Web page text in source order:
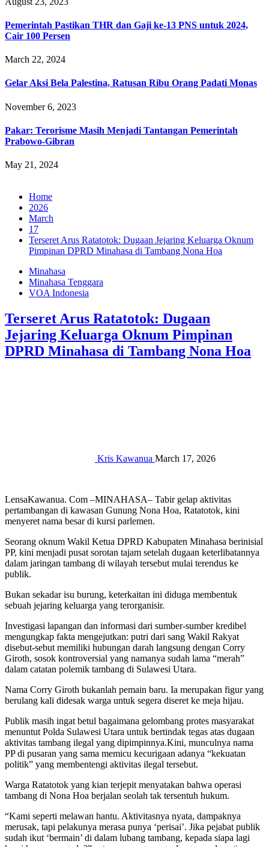
Pemerintah Pastikan THR dan Gaji ke-13 PNS untuk 2024,
Cair 100 Persen
March 22, 2024
Gelar Aksi Bela Palestina, Ratusan Ribu Orang Padati Monas
November 6, 2023
Pakar: Terorisme Masih Menjadi Tantangan Pemerintah
Prabowo-Gibran
May 21, 2024
Home
2026
March
17
Terseret Arus Ratatotok: Dugaan Jejaring Keluarga Oknum
Pimpinan DPRD Minahasa di Tambang Nona Hoa
Minahasa
Minahasa Tenggara
VOA Indonesia
Terseret Arus Ratatotok: Dugaan
Jejaring Keluarga Oknum Pimpinan
DPRD Minahasa di Tambang Nona Hoa
Kris Kawanua March 17, 2026
LensaKawanua. Com –MINAHASA– Tabir gelap aktivitas
pertambangan di kawasan Gunung Nona Hoa, Ratatotok, kini
menyeret nama besar di kursi parlemen. ‎‎
Seorang oknum Wakil Ketua DPRD Kabupaten Minahasa berinisial
PP, kini menjadi pusat sorotan tajam setelah dugaan keterlibatannya
dalam jaringan tambang di wilayah tersebut mulai terendus ke
publik.
‎‎Bukan sekadar isu burung, keterkaitan ini diduga membentuk
sebuah jejaring keluarga yang terorganisir. ‎‎
Investigasi lapangan dan informasi dari sumber-sumber kredibel
mengungkap fakta mengejutkan: putri dari sang Wakil Rakyat
disebut-sebut memiliki hubungan darah langsung dengan Corry
Giroth, sosok kontroversial yang namanya sudah lama “merah”
dalam catatan polemik tambang di Sulawesi Utara.
‎‎‎Nama Corry Giroth bukanlah pemain baru. Ia merupakan figur yang
berulang kali didesak warga untuk segera diseret ke meja hijau.
Publik masih ingat betul bagaimana gelombang protes masyarakat
menuntut Polda Sulawesi Utara untuk bertindak tegas atas dugaan
aktivitas tambang ilegal yang dipimpinnya.‎‎Kini, munculnya nama
PP di pusaran yang sama memicu kecurigaan adanya “kekuatan
politik” yang membentengi aktivitas ilegal tersebut.
Warga Ratatotok yang kian terjepit menyatakan bahwa operasi
tambang di Nona Hoa berjalan seolah tak tersentuh hukum.‎‎
“Kami seperti melawan hantu. ‎Aktivitasnya nyata, dampaknya
merusak, tapi pelakunya merasa punya ‘perisai’. Jika pejabat publik
sudah ikut ‘bermain’ di dalam lubang tambang, kepada siapa lagi